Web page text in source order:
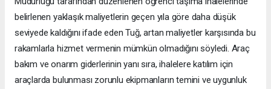
belirlenen yaklaşık maliyetlerin geçen yıla göre daha düşük
seviyede kaldığını ifade eden Tuğ, artan maliyetler karşısında bu
rakamlarla hizmet vermenin mümkün olmadığını söyledi. Araç
bakım ve onarım giderlerinin yanı sıra, ihalelere katılım için
araçlarda bulunması zorunlu ekipmanların temini ve uygunluk